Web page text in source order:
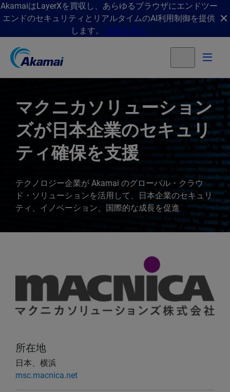
AkamaiはLayerXを買収し、あらゆるブラウザにエンドツー
エンドのセキュリティとリアルタイムのAI利用制御を提供
します。 詳細を見る
マクニカソリューション
ズが日本企業のセキュリ
ティ確保を支援
テクノロジー企業が Akamai のグローバル・クラウ
ド・ソリューションを活用して、日本企業のセキュリ
ティ、イノベーション、国際的な成長を促進
所在地
日本、横浜
msc.macnica.net